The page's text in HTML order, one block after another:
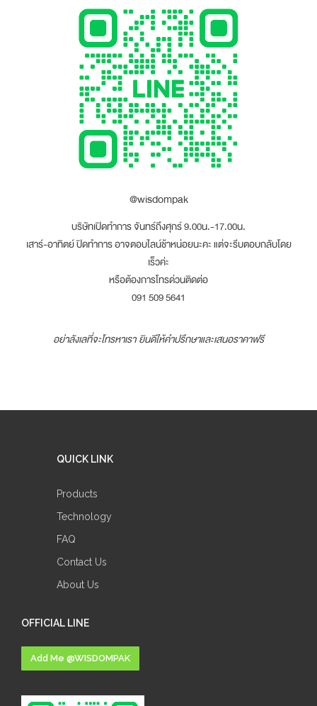
@wisdompak
บริษัทเปิดทำการ จันทร์ถึงศุกร์ 9.00น.-17.00น.
เสาร์-อาทิตย์ ปิดทำการ อาจตอบไลน์ช้าหน่อยนะคะ แต่จะรีบตอบกลับโดย
เร็วค่ะ
หรือต้องการโทรด่วนติดต่อ
091 509 5641
อย่าลังเลที่จะโทรหาเรา ยินดีให้คำปรึกษาและเสนอราคาฟรี
QUICK LINK
Products
Technology
FAQ
Contact Us
About Us
OFFICIAL LINE
Add Me @WISDOMPAK